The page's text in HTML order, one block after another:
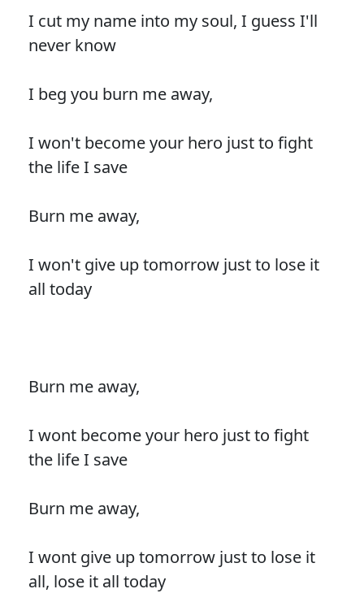
I cut my name into my soul, I guess I'll
never know
I beg you burn me away,
I won't become your hero just to fight
the life I save
Burn me away,
I won't give up tomorrow just to lose it
all today
Burn me away,
I wont become your hero just to fight
the life I save
Burn me away,
I wont give up tomorrow just to lose it
all, lose it all today